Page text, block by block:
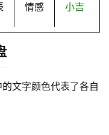
情感 小吉
文字颜色代表了各自